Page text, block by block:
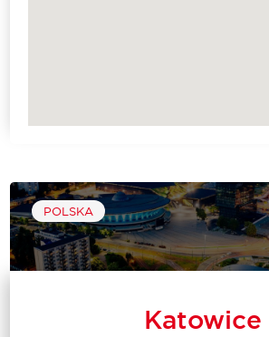
POLSKA
Katowice